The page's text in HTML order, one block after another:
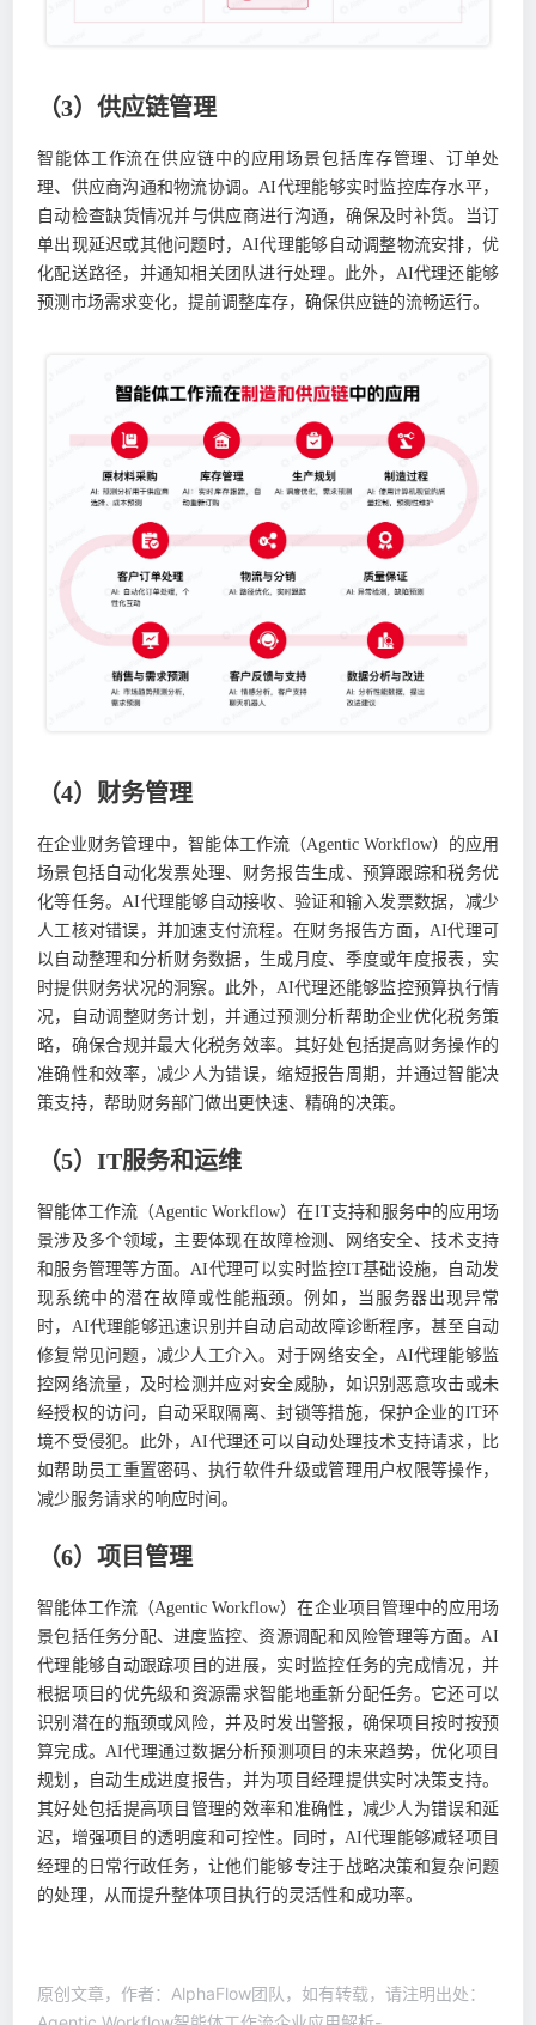
（3）供应链管理
智能体工作流在供应链中的应用场景包括库存管理、订单处
理、供应商沟通和物流协调。AI代理能够实时监控库存水平，
自动检查缺货情况并与供应商进行沟通，确保及时补货。当订
单出现延迟或其他问题时，AI代理能够自动调整物流安排，优
化配送路径，并通知相关团队进行处理。此外，AI代理还能够
预测市场需求变化，提前调整库存，确保供应链的流畅运行。
（4）财务管理
在企业财务管理中，智能体工作流（Agentic Workflow）的应用
场景包括自动化发票处理、财务报告生成、预算跟踪和税务优
化等任务。AI代理能够自动接收、验证和输入发票数据，减少
人工核对错误，并加速支付流程。在财务报告方面，AI代理可
以自动整理和分析财务数据，生成月度、季度或年度报表，实
时提供财务状况的洞察。此外，AI代理还能够监控预算执行情
况，自动调整财务计划，并通过预测分析帮助企业优化税务策
略，确保合规并最大化税务效率。其好处包括提高财务操作的
准确性和效率，减少人为错误，缩短报告周期，并通过智能决
策支持，帮助财务部门做出更快速、精确的决策。
（5）IT服务和运维
智能体工作流（Agentic Workflow）在IT支持和服务中的应用场
景涉及多个领域，主要体现在故障检测、网络安全、技术支持
和服务管理等方面。AI代理可以实时监控IT基础设施，自动发
现系统中的潜在故障或性能瓶颈。例如，当服务器出现异常
时，AI代理能够迅速识别并自动启动故障诊断程序，甚至自动
修复常见问题，减少人工介入。对于网络安全，AI代理能够监
控网络流量，及时检测并应对安全威胁，如识别恶意攻击或未
经授权的访问，自动采取隔离、封锁等措施，保护企业的IT环
境不受侵犯。此外，AI代理还可以自动处理技术支持请求，比
如帮助员工重置密码、执行软件升级或管理用户权限等操作，
减少服务请求的响应时间。
（6）项目管理
智能体工作流（Agentic Workflow）在企业项目管理中的应用场
景包括任务分配、进度监控、资源调配和风险管理等方面。AI
代理能够自动跟踪项目的进展，实时监控任务的完成情况，并
根据项目的优先级和资源需求智能地重新分配任务。它还可以
识别潜在的瓶颈或风险，并及时发出警报，确保项目按时按预
算完成。AI代理通过数据分析预测项目的未来趋势，优化项目
规划，自动生成进度报告，并为项目经理提供实时决策支持。
其好处包括提高项目管理的效率和准确性，减少人为错误和延
迟，增强项目的透明度和可控性。同时，AI代理能够减轻项目
经理的日常行政任务，让他们能够专注于战略决策和复杂问题
的处理，从而提升整体项目执行的灵活性和成功率。
原创文章，作者：AlphaFlow团队，如有转载，请注明出处：